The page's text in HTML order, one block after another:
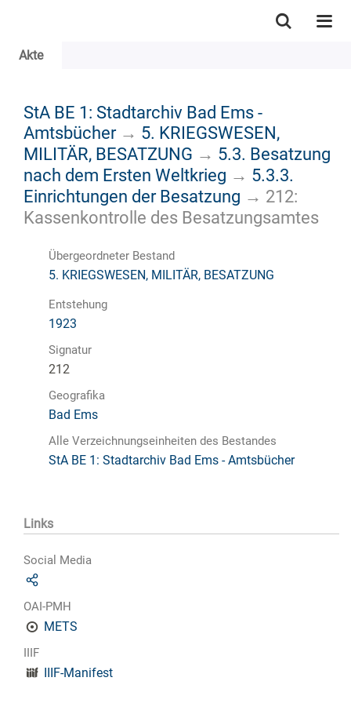
Akte
StA BE 1: Stadtarchiv Bad Ems -
Amtsbücher→ 5. KRIEGSWESEN,
MILITÄR, BESATZUNG → 5.3. Besatzung
nach dem Ersten Weltkrieg → 5.3.3.
Einrichtungen der Besatzung → 212:
Kassenkontrolle des Besatzungsamtes
Übergeordneter Bestand
5. KRIEGSWESEN, MILITÄR, BESATZUNG
Entstehung
1923
Signatur
212
Geografika
Bad Ems
Alle Verzeichnungseinheiten des Bestandes
StA BE 1: Stadtarchiv Bad Ems - Amtsbücher
Links
Social Media
OAI-PMH
METS
IIIF
IIIF-Manifest